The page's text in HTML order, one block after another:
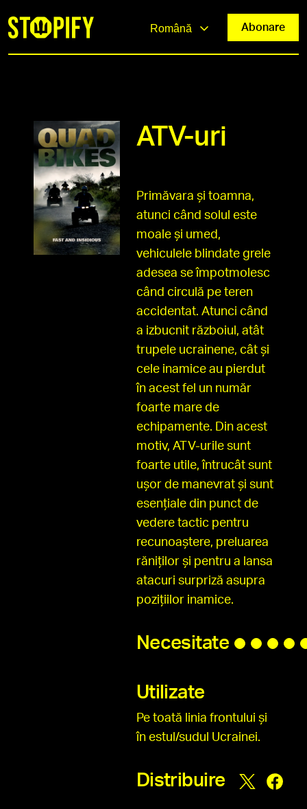
Română Abonare
ATV-uri
Primăvara și toamna,
atunci când solul este
moale și umed,
vehiculele blindate grele
adesea se împotmolesc
când circulă pe teren
accidentat. Atunci când
a izbucnit războiul, atât
trupele ucrainene, cât și
cele inamice au pierdut
în acest fel un număr
foarte mare de
echipamente. Din acest
motiv, ATV-urile sunt
foarte utile, întrucât sunt
ușor de manevrat și sunt
esențiale din punct de
vedere tactic pentru
recunoaștere, preluarea
răniților și pentru a lansa
atacuri surpriză asupra
pozițiilor inamice.
Necesitate
Utilizate
Pe toată linia frontului și
în estul/sudul Ucrainei.
Distribuire